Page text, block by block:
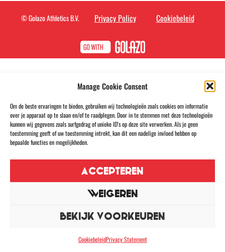
Manage Cookie Consent
Om de beste ervaringen te bieden, gebruiken wij technologieën zoals cookies om informatie
over je apparaat op te slaan en/of te raadplegen. Door in te stemmen met deze technologieën
kunnen wij gegevens zoals surfgedrag of unieke ID's op deze site verwerken. Als je geen
toestemming geeft of uw toestemming intrekt, kan dit een nadelige invloed hebben op
bepaalde functies en mogelijkheden.
ACCEPTEREN
WEIGEREN
BEKIJK VOORKEUREN
CookiebeleidPrivacy Statement
© Golazo Athletics B.V. Privacy Policy Cookiebeleid